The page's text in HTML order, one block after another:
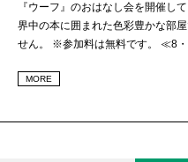
『ウーフ』のおはなし会を開催し
界中の本に囲まれた色彩豊かな部
せん。 ※参加料は無料です。 ≪8
MORE